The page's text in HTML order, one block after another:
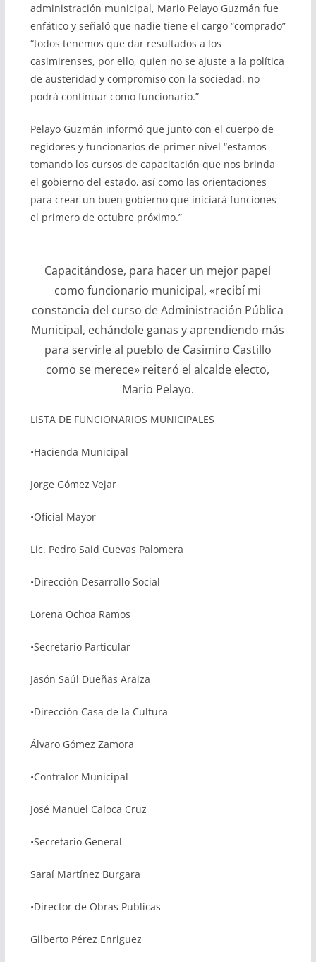
administración municipal, Mario Pelayo Guzmán fue
enfático y señaló que nadie tiene el cargo “comprado”
“todos tenemos que dar resultados a los
casimirenses, por ello, quien no se ajuste a la política
de austeridad y compromiso con la sociedad, no
podrá continuar como funcionario.”
Pelayo Guzmán informó que junto con el cuerpo de
regidores y funcionarios de primer nivel “estamos
tomando los cursos de capacitación que nos brinda
el gobierno del estado, así como las orientaciones
para crear un buen gobierno que iniciará funciones
el primero de octubre próximo.”
Capacitándose, para hacer un mejor papel
como funcionario municipal, «recibí mi
constancia del curso de Administración Pública
Municipal, echándole ganas y aprendiendo más
para servirle al pueblo de Casimiro Castillo
como se merece» reiteró el alcalde electo,
Mario Pelayo.
LISTA DE FUNCIONARIOS MUNICIPALES
•Hacienda Municipal
Jorge Gómez Vejar
•Oficial Mayor
Lic. Pedro Said Cuevas Palomera
•Dirección Desarrollo Social
Lorena Ochoa Ramos
•Secretario Particular
Jasón Saúl Dueñas Araiza
•Dirección Casa de la Cultura
Álvaro Gómez Zamora
•Contralor Municipal
José Manuel Caloca Cruz
•Secretario General
Saraí Martínez Burgara
•Director de Obras Publicas
Gilberto Pérez Enriguez